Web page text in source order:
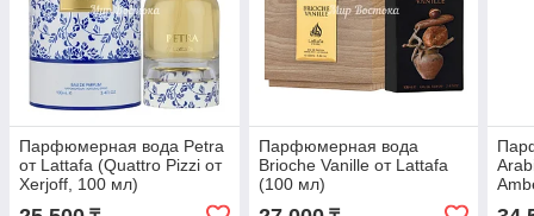
Парфюмерная вода Petra
от Lattafa (Quattro Pizzi от
Xerjoff, 100 мл)
Парфюмерная вода
Brioche Vanille от Lattafa
(100 мл)